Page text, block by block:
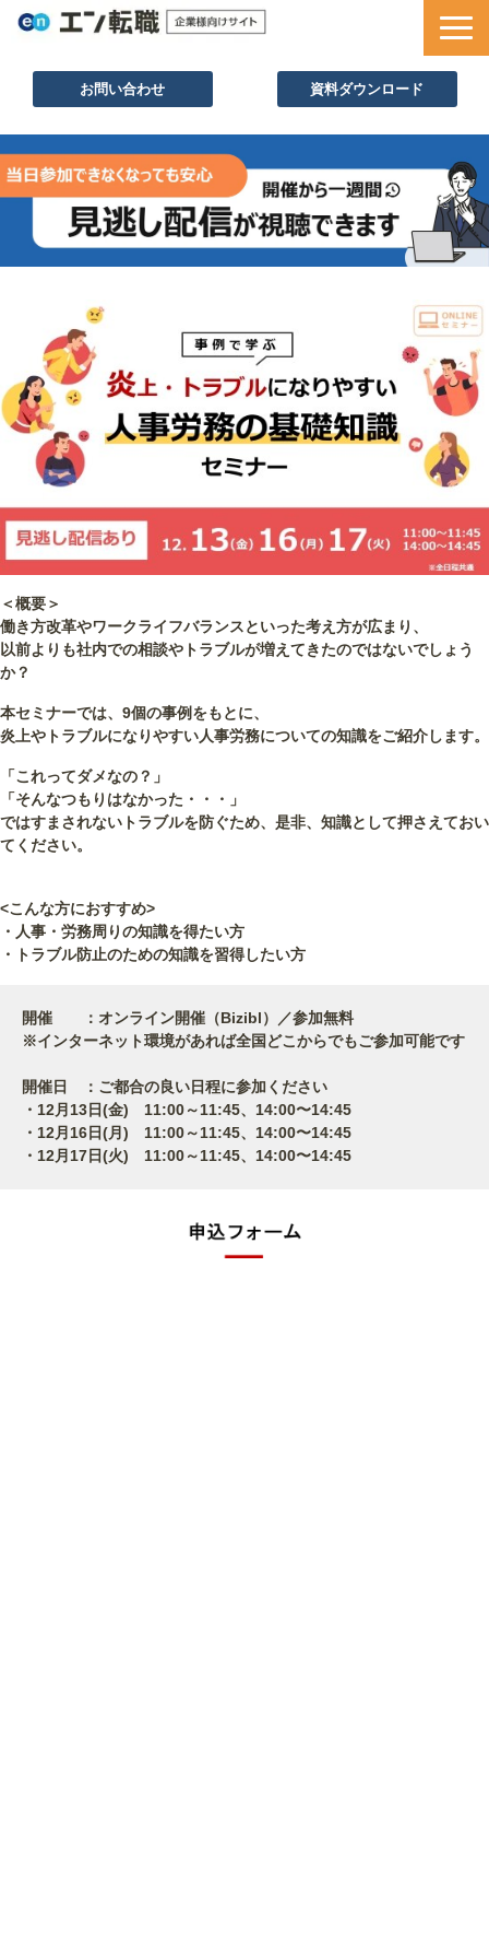
お問い合わせ 資料ダウンロード
採用ノウハウ
採用事例
＜概要＞
働き方改革やワークライフバランスといった考え方が広まり、
以前よりも社内での相談やトラブルが増えてきたのではないでしょう
か？
本セミナーでは、9個の事例をもとに、
炎上やトラブルになりやすい人事労務についての知識をご紹介します。
「これってダメなの？」
「そんなつもりはなかった・・・」
ではすまされないトラブルを防ぐため、是非、知識として押さえておい
てください。
<こんな方におすすめ>
・人事・労務周りの知識を得たい方
・トラブル防止のための知識を習得したい方
開催 ：オンライン開催（Bizibl）／参加無料
※インターネット環境があれば全国どこからでもご参加可能です
開催日 ：ご都合の良い日程に参加ください
・12月13日(金) 11:00～11:45、14:00〜14:45
・12月16日(月) 11:00～11:45、14:00〜14:45
・12月17日(火) 11:00～11:45、14:00〜14:45